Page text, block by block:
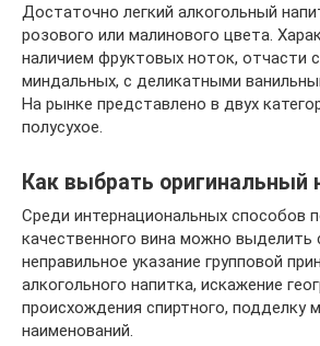
Достаточно легкий алкогольный
розового или малинового цвета.
наличием фруктовых ноток, отчасти
миндальных, с деликатными
На рынке представлено в двух
полусухое.
Как выбрать оригинальный
Среди интернациональных способов
качественного вина можно
неправильное указание групповой
алкогольного напитка, искажение
происхождения спиртного, подделку
наименований.